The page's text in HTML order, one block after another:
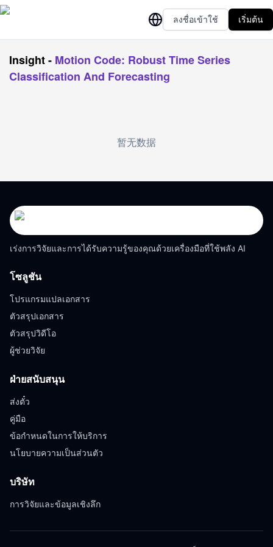
ลงชื่อเข้าใช้ เริ่มต้น
Insight- Motion Code: Robust Time Series
Classification And Forecasting
暂无数据
เร่งการวิจัยและการได้รับความรู้ของคุณด้วยเครื่องมือที่ใช้พลัง AI
โซลูชัน
โปรแกรมแปลเอกสาร
ตัวสรุปเอกสาร
ตัวสรุปวิดีโอ
ผู้ช่วยวิจัย
ฝ่ายสนับสนุน
ส่งตั๋ว
คู่มือ
ข้อกำหนดในการให้บริการ
นโยบายความเป็นส่วนตัว
บริษัท
การวิจัยและข้อมูลเชิงลึก